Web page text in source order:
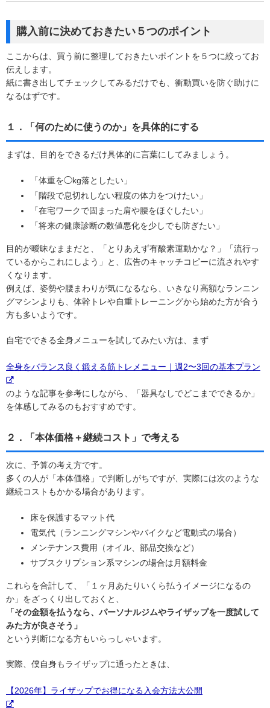
購入前に決めておきたい５つのポイント
ここからは、買う前に整理しておきたいポイントを５つに絞ってお
伝えします。
紙に書き出してチェックしてみるだけでも、衝動買いを防ぐ助けに
なるはずです。
１．「何のために使うのか」を具体的にする
まずは、目的をできるだけ具体的に言葉にしてみましょう。
「体重を◯kg落としたい」
「階段で息切れしない程度の体力をつけたい」
「在宅ワークで固まった肩や腰をほぐしたい」
「将来の健康診断の数値悪化を少しでも防ぎたい」
目的が曖昧なままだと、「とりあえず有酸素運動かな？」「流行っ
ているからこれにしよう」と、広告のキャッチコピーに流されやす
くなります。
例えば、姿勢や腰まわりが気になるなら、いきなり高額なランニン
グマシンよりも、体幹トレや自重トレーニングから始めた方が合う
方も多いようです。
自宅でできる全身メニューを試してみたい方は、まず
全身をバランス良く鍛える筋トレメニュー｜週2〜3回の基本プラン
のような記事を参考にしながら、「器具なしでどこまでできるか」
を体感してみるのもおすすめです。
２．「本体価格＋継続コスト」で考える
次に、予算の考え方です。
多くの人が「本体価格」で判断しがちですが、実際には次のような
継続コストもかかる場合があります。
床を保護するマット代
電気代（ランニングマシンやバイクなど電動式の場合）
メンテナンス費用（オイル、部品交換など）
サブスクリプション系マシンの場合は月額料金
これらを合計して、「１ヶ月あたりいくら払うイメージになるの
か」をざっくり出しておくと、
「その金額を払うなら、パーソナルジムやライザップを一度試して
みた方が良さそう」
という判断になる方もいらっしゃいます。
実際、僕自身もライザップに通ったときは、
【2026年】ライザップでお得になる入会方法大公開